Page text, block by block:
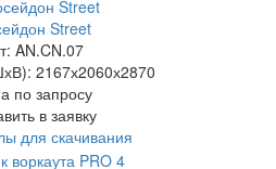
Street
AN.CN.07
2167х2060х2870
по запросу
в заявку
для скачивания